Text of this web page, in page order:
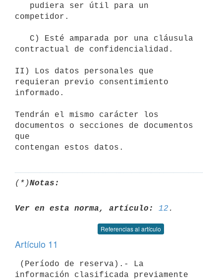
competidor.
contractual de confidencialidad.
II) Los datos personales que
requieran previo consentimiento
informado.
Tendrán el mismo carácter los
documentos o secciones de documentos
que
(*)Notas:
Ver en esta norma, artículo: 12
Referencias al artículo
Artículo 11
información clasificada previamente